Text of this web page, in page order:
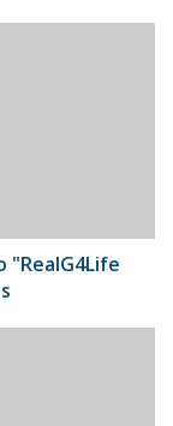
"RealG4Life